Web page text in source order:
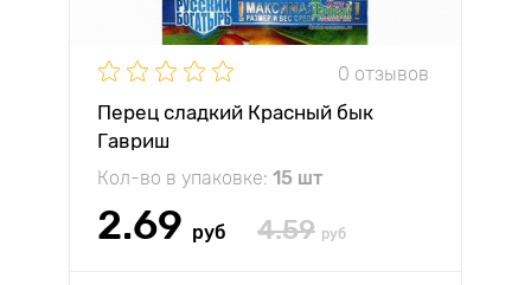
0 отзывов
Перец сладкий Красный бык
Гавриш
Кол-во в упаковке: 15 шт
2.69 руб 4.59 руб